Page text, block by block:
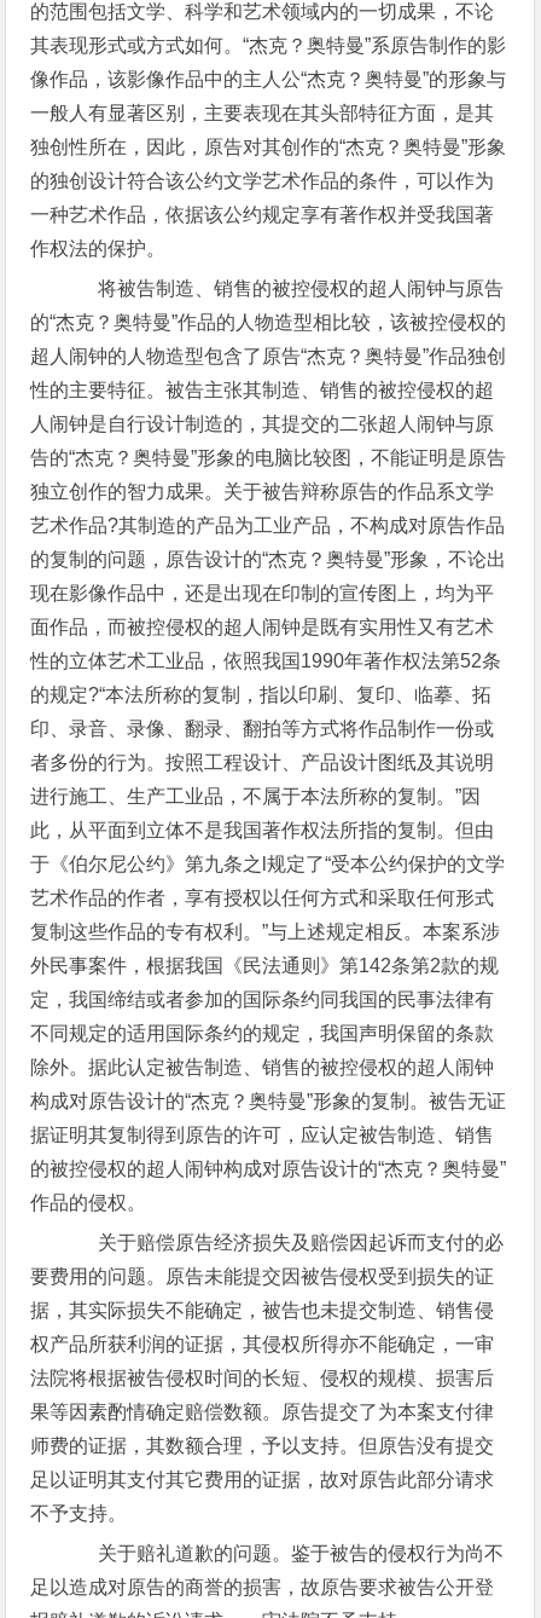
的范围包括文学、科学和艺术领域内的一切成果，不论
其表现形式或方式如何。“杰克？奥特曼”系原告制作的影
像作品，该影像作品中的主人公“杰克？奥特曼”的形象与
一般人有显著区别，主要表现在其头部特征方面，是其
独创性所在，因此，原告对其创作的“杰克？奥特曼”形象
的独创设计符合该公约文学艺术作品的条件，可以作为
一种艺术作品，依据该公约规定享有著作权并受我国著
作权法的保护。
将被告制造、销售的被控侵权的超人闹钟与原告
的“杰克？奥特曼”作品的人物造型相比较，该被控侵权的
超人闹钟的人物造型包含了原告“杰克？奥特曼”作品独创
性的主要特征。被告主张其制造、销售的被控侵权的超
人闹钟是自行设计制造的，其提交的二张超人闹钟与原
告的“杰克？奥特曼”形象的电脑比较图，不能证明是原告
独立创作的智力成果。关于被告辩称原告的作品系文学
艺术作品?其制造的产品为工业产品，不构成对原告作品
的复制的问题，原告设计的“杰克？奥特曼”形象，不论出
现在影像作品中，还是出现在印制的宣传图上，均为平
面作品，而被控侵权的超人闹钟是既有实用性又有艺术
性的立体艺术工业品，依照我国1990年著作权法第52条
的规定?“本法所称的复制，指以印刷、复印、临摹、拓
印、录音、录像、翻录、翻拍等方式将作品制作一份或
者多份的行为。按照工程设计、产品设计图纸及其说明
进行施工、生产工业品，不属于本法所称的复制。”因
此，从平面到立体不是我国著作权法所指的复制。但由
于《伯尔尼公约》第九条之l规定了“受本公约保护的文学
艺术作品的作者，享有授权以任何方式和采取任何形式
复制这些作品的专有权利。”与上述规定相反。本案系涉
外民事案件，根据我国《民法通则》第142条第2款的规
定，我国缔结或者参加的国际条约同我国的民事法律有
不同规定的适用国际条约的规定，我国声明保留的条款
除外。据此认定被告制造、销售的被控侵权的超人闹钟
构成对原告设计的“杰克？奥特曼”形象的复制。被告无证
据证明其复制得到原告的许可，应认定被告制造、销售
的被控侵权的超人闹钟构成对原告设计的“杰克？奥特曼”
作品的侵权。
关于赔偿原告经济损失及赔偿因起诉而支付的必
要费用的问题。原告未能提交因被告侵权受到损失的证
据，其实际损失不能确定，被告也未提交制造、销售侵
权产品所获利润的证据，其侵权所得亦不能确定，一审
法院将根据被告侵权时间的长短、侵权的规模、损害后
果等因素酌情确定赔偿数额。原告提交了为本案支付律
师费的证据，其数额合理，予以支持。但原告没有提交
足以证明其支付其它费用的证据，故对原告此部分请求
不予支持。
关于赔礼道歉的问题。鉴于被告的侵权行为尚不
足以造成对原告的商誉的损害，故原告要求被告公开登